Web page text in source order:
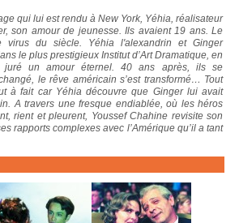
qui lui est rendu à New York, Yéhia, réalisateur
son amour de jeunesse. Ils avaient 19 ans. Le
virus du siècle. Yéhia l'alexandrin et Ginger
le plus prestigieux Institut d’Art Dramatique, en
juré un amour éternel. 40 ans après, ils se
le rêve américain s’est transformé… Tout
à fait car Yéhia découvre que Ginger lui avait
A travers une fresque endiablée, où les héros
rient et pleurent, Youssef Chahine revisite son
rapports complexes avec l’Amérique qu’il a tant